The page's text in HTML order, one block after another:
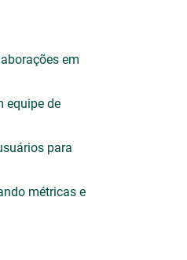
em
equipe de
para
métricas e